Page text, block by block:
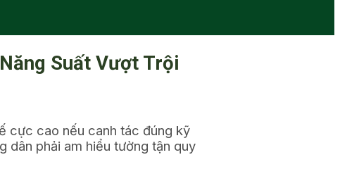
Suất Vượt Trội
cực cao nếu canh tác đúng kỹ
dân phải am hiểu tường tận quy